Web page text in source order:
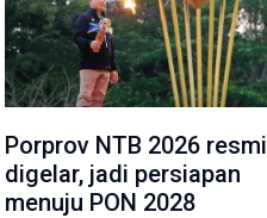
Porprov NTB 2026 resmi
digelar, jadi persiapan
menuju PON 2028